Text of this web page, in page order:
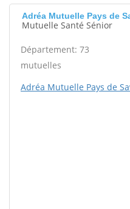
Adréa Mutuelle Pays de
Mutuelle Santé Sénior
Département: 73
mutuelles
Adréa Mutuelle Pays de